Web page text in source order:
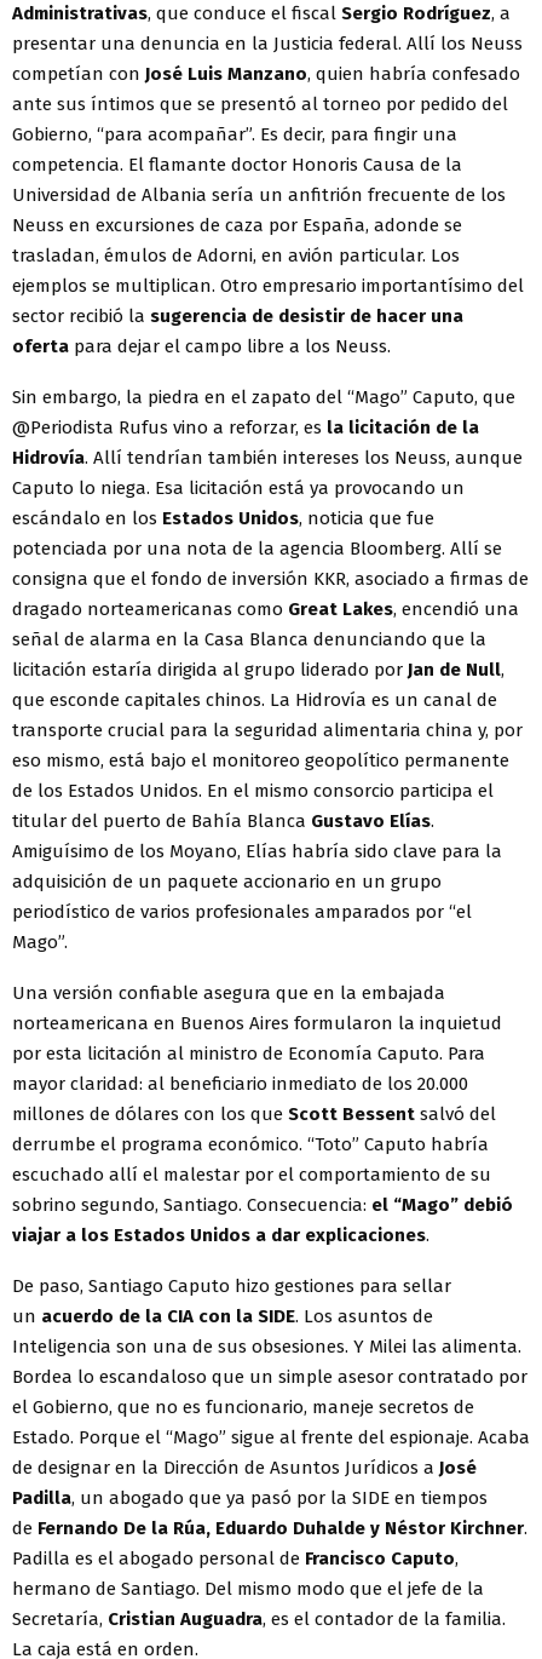
Administrativas, que conduce el fiscal Sergio Rodríguez, a
presentar una denuncia en la Justicia federal. Allí los Neuss
competían con José Luis Manzano, quien habría confesado
ante sus íntimos que se presentó al torneo por pedido del
Gobierno, “para acompañar”. Es decir, para fingir una
competencia. El flamante doctor Honoris Causa de la
Universidad de Albania sería un anfitrión frecuente de los
Neuss en excursiones de caza por España, adonde se
trasladan, émulos de Adorni, en avión particular. Los
ejemplos se multiplican. Otro empresario importantísimo del
sector recibió la sugerencia de desistir de hacer una
oferta para dejar el campo libre a los Neuss.
Sin embargo, la piedra en el zapato del “Mago” Caputo, que
@Periodista Rufus vino a reforzar, es la licitación de la
Hidrovía. Allí tendrían también intereses los Neuss, aunque
Caputo lo niega. Esa licitación está ya provocando un
escándalo en los Estados Unidos, noticia que fue
potenciada por una nota de la agencia Bloomberg. Allí se
consigna que el fondo de inversión KKR, asociado a firmas de
dragado norteamericanas como Great Lakes, encendió una
señal de alarma en la Casa Blanca denunciando que la
licitación estaría dirigida al grupo liderado por Jan de Null,
que esconde capitales chinos. La Hidrovía es un canal de
transporte crucial para la seguridad alimentaria china y, por
eso mismo, está bajo el monitoreo geopolítico permanente
de los Estados Unidos. En el mismo consorcio participa el
titular del puerto de Bahía Blanca Gustavo Elías.
Amiguísimo de los Moyano, Elías habría sido clave para la
adquisición de un paquete accionario en un grupo
periodístico de varios profesionales amparados por “el
Mago”.
Una versión confiable asegura que en la embajada
norteamericana en Buenos Aires formularon la inquietud
por esta licitación al ministro de Economía Caputo. Para
mayor claridad: al beneficiario inmediato de los 20.000
millones de dólares con los que Scott Bessent salvó del
derrumbe el programa económico. “Toto” Caputo habría
escuchado allí el malestar por el comportamiento de su
sobrino segundo, Santiago. Consecuencia: el “Mago” debió
viajar a los Estados Unidos a dar explicaciones.
De paso, Santiago Caputo hizo gestiones para sellar
un acuerdo de la CIA con la SIDE. Los asuntos de
Inteligencia son una de sus obsesiones. Y Milei las alimenta.
Bordea lo escandaloso que un simple asesor contratado por
el Gobierno, que no es funcionario, maneje secretos de
Estado. Porque el “Mago” sigue al frente del espionaje. Acaba
de designar en la Dirección de Asuntos Jurídicos a José
Padilla, un abogado que ya pasó por la SIDE en tiempos
de Fernando De la Rúa, Eduardo Duhalde y Néstor Kirchner.
Padilla es el abogado personal de Francisco Caputo,
hermano de Santiago. Del mismo modo que el jefe de la
Secretaría, Cristian Auguadra, es el contador de la familia.
La caja está en orden.